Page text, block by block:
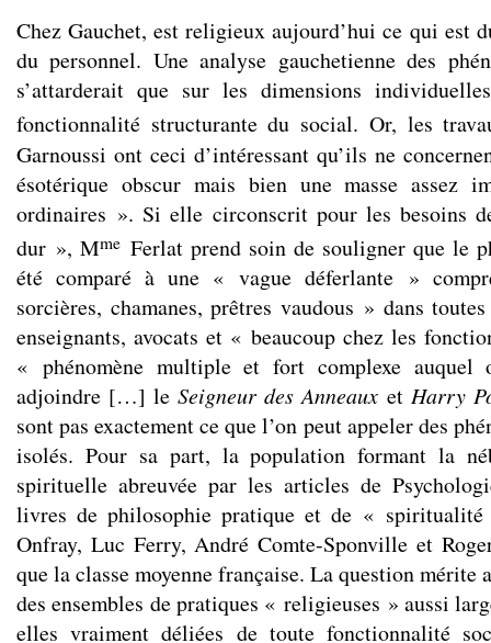
Chez Gauchet, est religieux aujourd’hui ce qui est
du personnel. Une analyse gauchetienne des
s’attarderait que sur les dimensions
fonctionnalité structurante du social. Or, les
Garnoussi ont ceci d’intéressant qu’ils ne
ésotérique obscur mais bien une masse assez
ordinaires ». Si elle circonscrit pour les besoins
dur », Mme Ferlat prend soin de souligner que le
été comparé à une « vague déferlante »
sorcières, chamanes, prêtres vaudous » dans
enseignants, avocats et « beaucoup chez les
« phénomène multiple et fort complexe auquel
adjoindre […] leSeigneur des Anneaux et Harry
sont pas exactement ce que l’on peut appeler des
isolés. Pour sa part, la population formant la
spirituelle abreuvée par les articles de
livres de philosophie pratique et de «
Onfray, Luc Ferry, André Comte-Sponville et
que la classe moyenne française. La question mérite
des ensembles de pratiques « religieuses » aussi
elles vraiment déliées de toute fonctionnalité